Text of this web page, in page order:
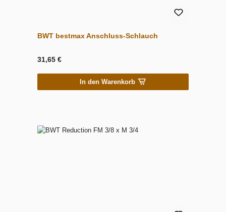
BWT bestmax Anschluss-Schlauch
31,65 €
In den Warenkorb